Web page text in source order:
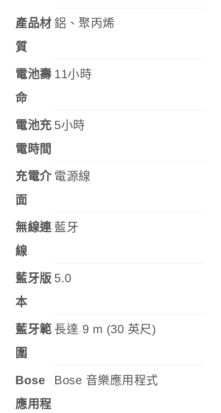
產品材
質
鋁、聚丙烯
電池壽
命
11小時
電池充
電時間
5小時
充電介
面
電源線
無線連
線
藍牙
藍牙版
本
5.0
藍牙範
圍
長達 9 m (30 英尺)
Bose
應用程
Bose 音樂應用程式